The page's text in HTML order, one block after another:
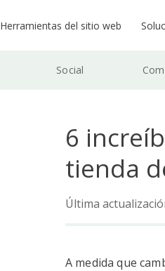
Herramientas del sitio web
Social
6
tienda
Última
A medida que